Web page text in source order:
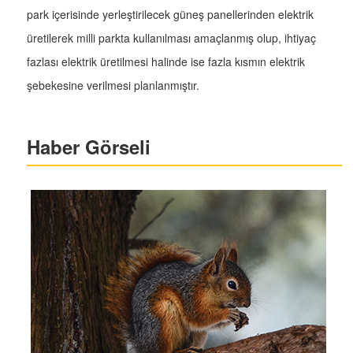
park içerisinde yerleştirilecek güneş panellerinden elektrik
üretilerek milli parkta kullanılması amaçlanmış olup, ihtiyaç
fazlası elektrik üretilmesi halinde ise fazla kısmın elektrik
şebekesine verilmesi planlanmıştır.
Haber Görseli